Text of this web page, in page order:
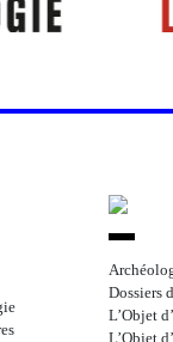
Dossiers
L’Objet
L’Objet